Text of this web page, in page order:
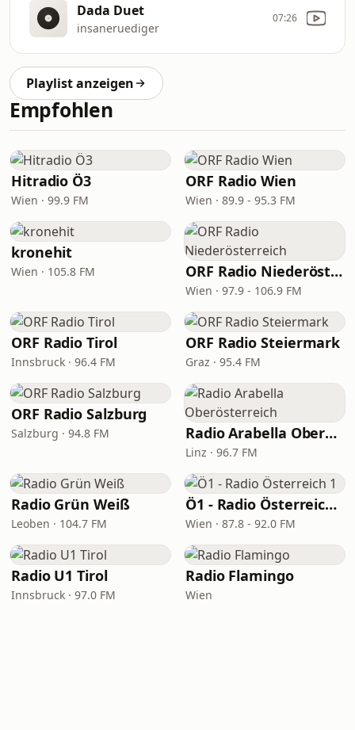
Dada Duet
insaneruediger
07:26
Playlist anzeigen
Empfohlen
Hitradio Ö3
Wien · 99.9 FM
ORF Radio Wien
Wien · 89.9 - 95.3 FM
kronehit
Wien · 105.8 FM ORF Radio Niederösterreich
Wien · 97.9 - 106.9 FM
ORF Radio Tirol
Innsbruck · 96.4 FM
ORF Radio Steiermark
Graz · 95.4 FM
ORF Radio Salzburg
Salzburg · 94.8 FM Radio Arabella Oberösterreich
Linz · 96.7 FM
Radio Grün Weiß
Leoben · 104.7 FM
Ö1 - Radio Österreich 1
Wien · 87.8 - 92.0 FM
Radio U1 Tirol
Innsbruck · 97.0 FM
Radio Flamingo
Wien